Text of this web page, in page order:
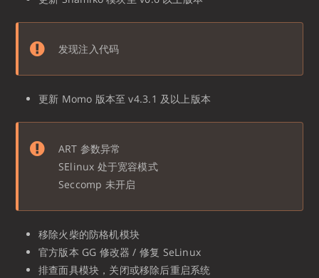
发现注入代码
更新 Momo 版本至 v4.3.1 及以上版本
ART 参数异常
SElinux 处于宽容模式
Seccomp 未开启
移除火柴的防格机模块
官方版本 GG 修改器 / 修复 SeLinux
排查面具模块，关闭或移除后重启系统